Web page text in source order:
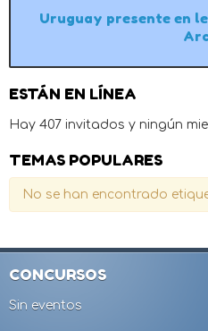
Uruguay presente en
ESTÁN EN LÍNEA
Hay 407 invitados y ningún
TEMAS POPULARES
No se han encontrado
CONCURSOS
Sin eventos